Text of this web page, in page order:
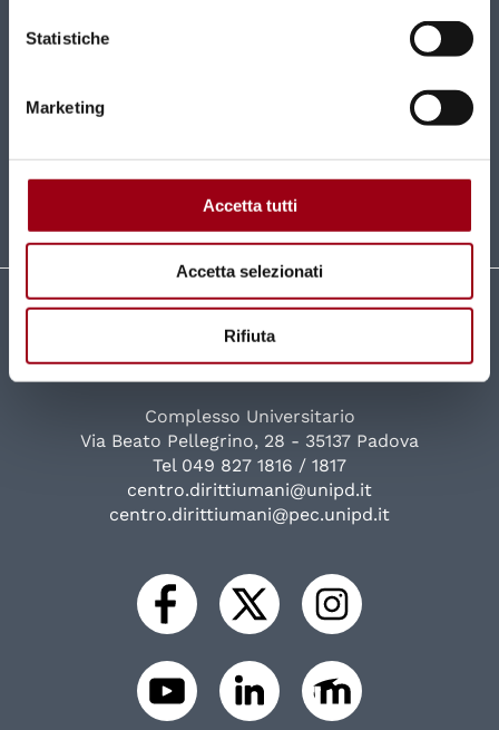
Statistiche
Marketing
Accetta tutti
Accetta selezionati
Rifiuta
ISCRIVITI
Centro di Ateneo per i Diritti Umani "Antonio
Papisca"
Complesso Universitario
Via Beato Pellegrino, 28 - 35137 Padova
Tel 049 827 1816 / 1817
centro.dirittiumani@unipd.it
centro.dirittiumani@pec.unipd.it